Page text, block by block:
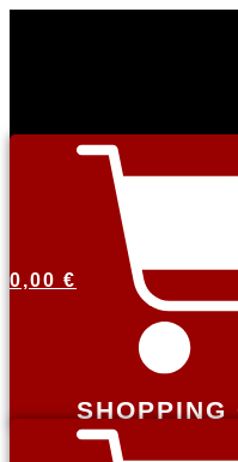
0,00 €
SHOPPING